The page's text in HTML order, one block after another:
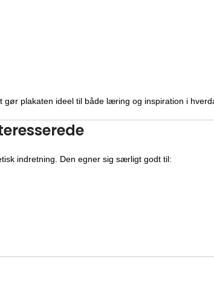
plakaten ideel til både læring og inspiration i
indretning. Den egner sig særligt godt til: